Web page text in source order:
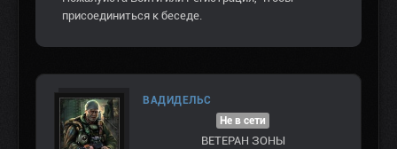
присоединиться к беседе.
ВАДИДЕЛЬС
Не в сети
ВЕТЕРАН ЗOНЫ